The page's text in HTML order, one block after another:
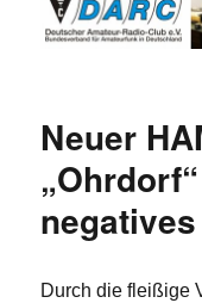
Neuer
Durch die fleißige